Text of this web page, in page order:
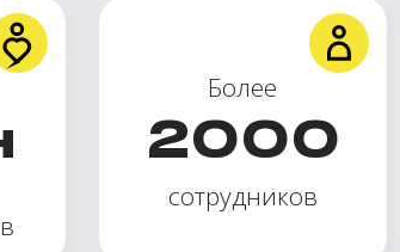
Более
2000
сотрудников